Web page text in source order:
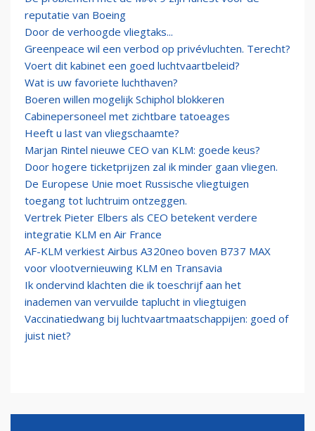
reputatie van Boeing
Door de verhoogde vliegtaks...
Greenpeace wil een verbod op privévluchten. Terecht?
Voert dit kabinet een goed luchtvaartbeleid?
Wat is uw favoriete luchthaven?
Boeren willen mogelijk Schiphol blokkeren
Cabinepersoneel met zichtbare tatoeages
Heeft u last van vliegschaamte?
Marjan Rintel nieuwe CEO van KLM: goede keus?
Door hogere ticketprijzen zal ik minder gaan vliegen.
De Europese Unie moet Russische vliegtuigen
toegang tot luchtruim ontzeggen.
Vertrek Pieter Elbers als CEO betekent verdere
integratie KLM en Air France
AF-KLM verkiest Airbus A320neo boven B737 MAX
voor vlootvernieuwing KLM en Transavia
Ik ondervind klachten die ik toeschrijf aan het
inademen van vervuilde taplucht in vliegtuigen
Vaccinatiedwang bij luchtvaartmaatschappijen: goed of
juist niet?